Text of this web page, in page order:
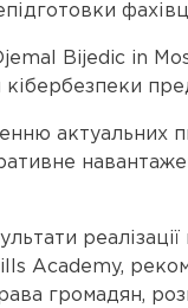
Bijedic in
кібербезпеки
актуальних
Academy,
громадян,